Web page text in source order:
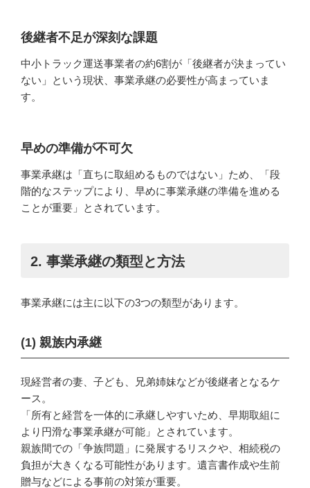
後継者不足が深刻な課題
中小トラック運送事業者の約6割が「後継者が決まってい
ない」という現状、事業承継の必要性が高まっていま
す。
早めの準備が不可欠
事業承継は「直ちに取組めるものではない」ため、「段
階的なステップにより、早めに事業承継の準備を進める
ことが重要」とされています。
2. 事業承継の類型と方法
事業承継には主に以下の3つの類型があります。
(1) 親族内承継
現経営者の妻、子ども、兄弟姉妹などが後継者となるケ
ース。
「所有と経営を一体的に承継しやすいため、早期取組に
より円滑な事業承継が可能」とされています。
親族間での「争族問題」に発展するリスクや、相続税の
負担が大きくなる可能性があります。遺言書作成や生前
贈与などによる事前の対策が重要。